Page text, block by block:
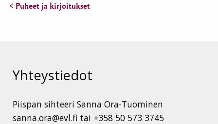
< Puheet ja kirjoitukset
Yhteystiedot
Piispan sihteeri Sanna Ora-Tuominen
sanna.ora@evl.fi tai +358 50 573 3745